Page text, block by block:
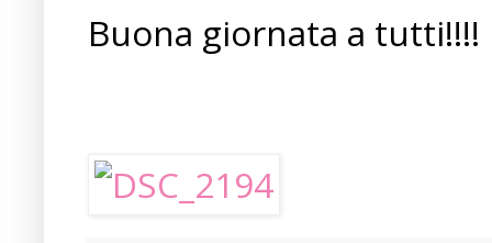
Buona giornata a tutti!!!!